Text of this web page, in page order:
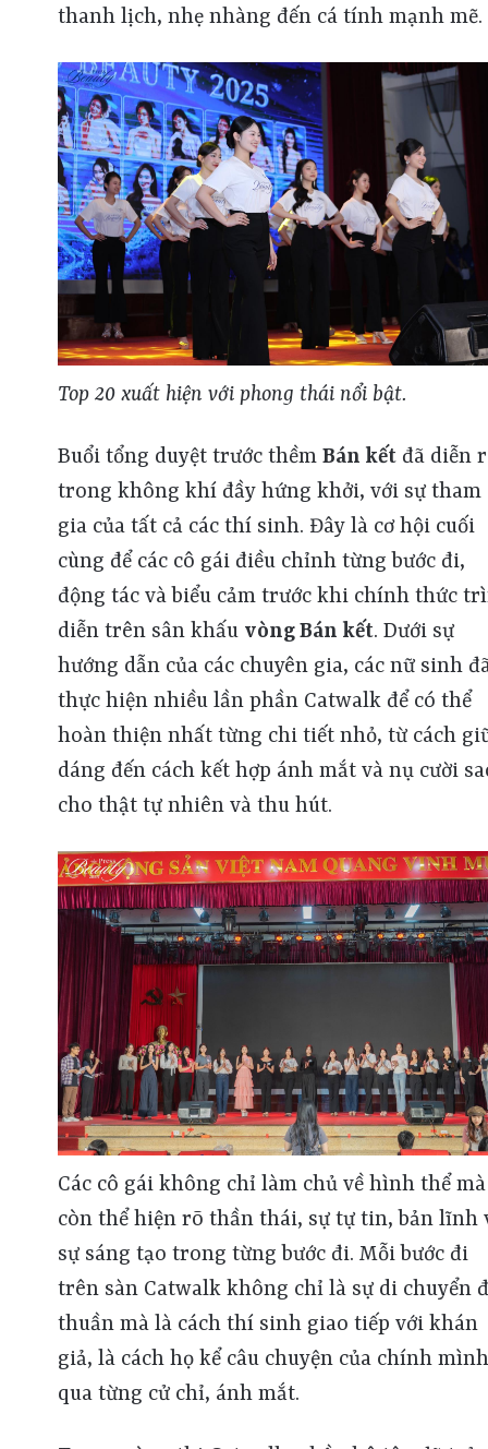
thanh lịch, nhẹ nhàng đến cá tính mạnh mẽ.
Top 20 xuất hiện với phong thái nổi bật.
Buổi tổng duyệt trước thềm Bán kếtđã diễn
trong không khí đầy hứng khởi, với sự tham
gia của tất cả các thí sinh. Đây là cơ hội cuối
cùng để các cô gái điều chỉnh từng bước đi,
động tác và biểu cảm trước khi chính thức
diễn trên sân khấu vòng Bán kết. Dưới sự
hướng dẫn của các chuyên gia, các nữ sinh
thực hiện nhiều lần phần Catwalk để có thể
hoàn thiện nhất từng chi tiết nhỏ, từ cách
dáng đến cách kết hợp ánh mắt và nụ cười
cho thật tự nhiên và thu hút.
Các cô gái không chỉ làm chủ về hình thể mà
còn thể hiện rõ thần thái, sự tự tin, bản lĩnh
sự sáng tạo trong từng bước đi. Mỗi bước đi
trên sàn Catwalk không chỉ là sự di chuyển
thuần mà là cách thí sinh giao tiếp với khán
giả, là cách họ kể câu chuyện của chính mình
qua từng cử chỉ, ánh mắt.